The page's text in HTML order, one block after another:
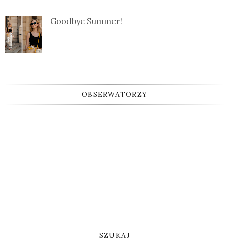
Goodbye Summer!
OBSERWATORZY
SZUKAJ